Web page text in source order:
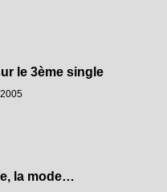
le 3ème single
la mode…